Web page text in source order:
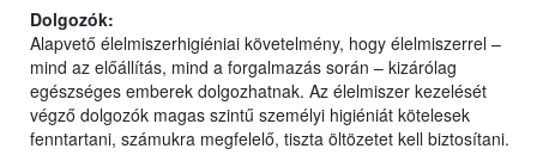
Dolgozók:
Alapvető élelmiszerhigiéniai követelmény, hogy élelmiszerrel –
mind az előállítás, mind a forgalmazás során – kizárólag
egészséges emberek dolgozhatnak. Az élelmiszer kezelését
végző dolgozók magas szintű személyi higiéniát kötelesek
fenntartani, számukra megfelelő, tiszta öltözetet kell biztosítani.